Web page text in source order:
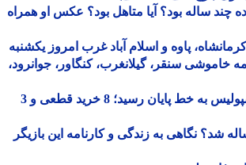
ساله بود؟ آیا متاهل بود؟ عکس او همراه
پاوه و اسلام آباد غرب امروز یکشنبه
+برنامه خاموشی سنقر، گیلانغرب، کنگاور، جوانرود،
نقل و انتقالات پرسپولیس به خط پایان رسید؛ 8 خرید قطعی و 3
نگاهی به زندگی و کارنامه این بازیگر